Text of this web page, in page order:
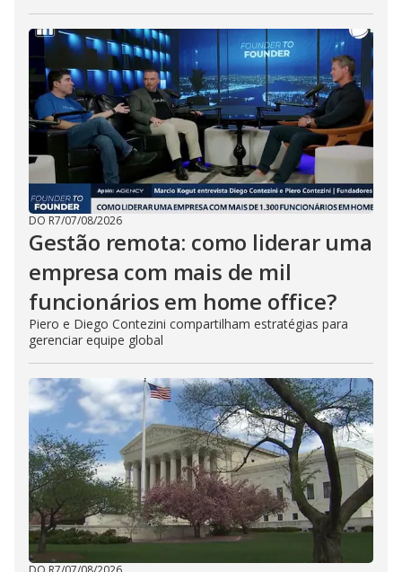
DO R7/07/08/2026
Gestão remota: como liderar uma
empresa com mais de mil
funcionários em home office?
Piero e Diego Contezini compartilham estratégias para
gerenciar equipe global